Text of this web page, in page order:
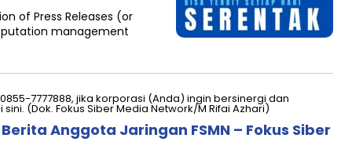
of Press Releases (or
management
Anggota Jaringan FSMN – Fokus Siber